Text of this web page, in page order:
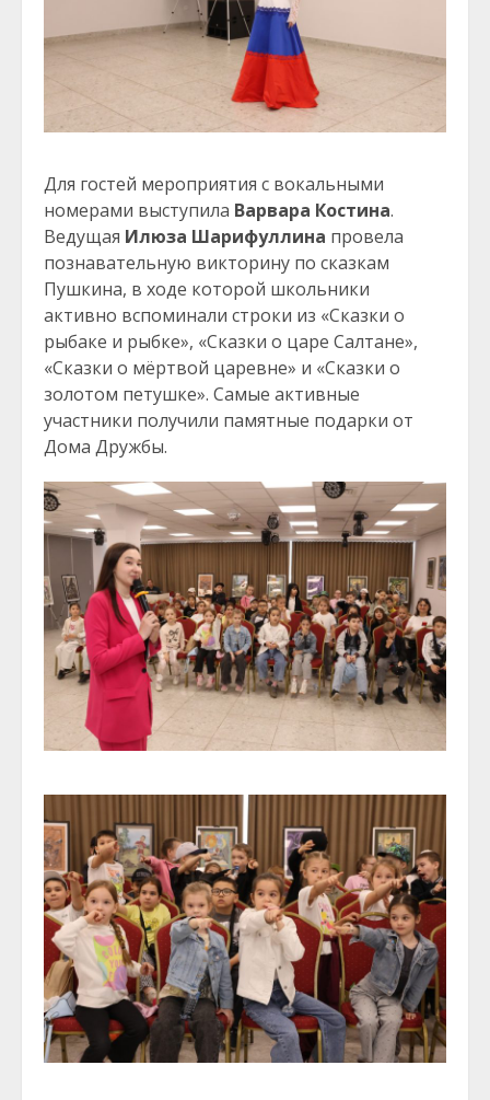
Для гостей мероприятия с вокальными
номерами выступила Варвара Костина.
Ведущая Илюза Шарифуллина провела
познавательную викторину по сказкам
Пушкина, в ходе которой школьники
активно вспоминали строки из «Сказки о
рыбаке и рыбке», «Сказки о царе Салтане»,
«Сказки о мёртвой царевне» и «Сказки о
золотом петушке». Самые активные
участники получили памятные подарки от
Дома Дружбы.